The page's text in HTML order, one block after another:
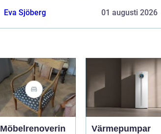
Eva Sjöberg 01 augusti 2026
Möbelrenoverin
Värmepumpar